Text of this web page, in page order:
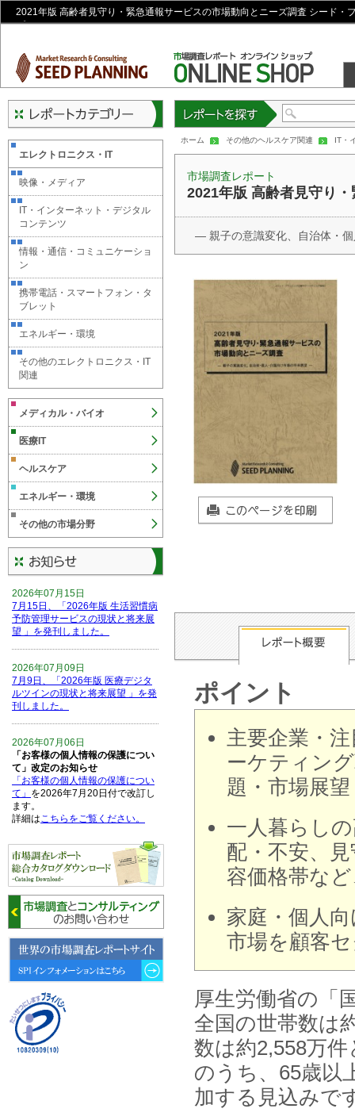
2021年版 高齢者見守り・緊急通報サービスの市場動向とニーズ調査 シード・
プ
ホーム その他のヘルスケア関連 IT・
市場調査レポート
2021年版 高齢者見守り
― 親子の意識変化、自治体・
ポイント
主要企業・
ーケティン
題・市場展望
一人暮らし
配・不安、
容価格帯な
家庭・個人
市場を顧客
厚生労働省の「
全国の世帯数は
数は約2,558万
のうち、65歳以
加する見込みで
エレクトロニクス・IT
映像・メディア
IT・インターネット・デジタル
コンテンツ
情報・通信・コミュニケーショ
ン
携帯電話・スマートフォン・タ
ブレット
エネルギー・環境
その他のエレクトロニクス・IT
関連
メディカル・バイオ
医療IT
ヘルスケア
エネルギー・環境
その他の市場分野
2026年07月15日
7月15日、「2026年版 生活習慣病
予防管理サービスの現状と将来展
望 」を発刊しました。
2026年07月09日
7月9日、「2026年版 医療デジタ
ルツインの現状と将来展望 」を発
刊しました。
2026年07月06日
「お客様の個人情報の保護につい
て」改定のお知らせ
「お客様の個人情報の保護につい
て」 を2026年7月20日付で改訂し
ます。
詳細はこちらをご覧ください。
2026年06月15日
6月15日、「中国の医療保険医薬
品リスト 」を発刊しました。
2026年06月01日
6月1日、「2026-27年版 5G SA、
6GにおけるIoT／サービス市場の
動向 」を発刊しました。
2026年04月30日
4月30日、「2026年版 オンライン
診療サービスの現状と将来展望 」
を発刊しました。